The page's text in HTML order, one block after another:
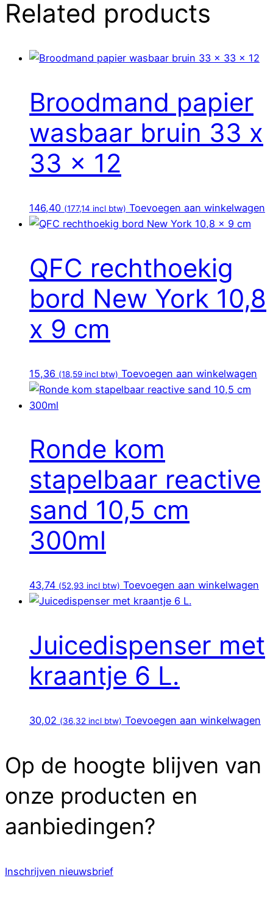
Related products
Broodmand papier
wasbaar bruin 33 x
33 x 12
146,40 (177,14 incl btw) Toevoegen aan winkelwagen
QFC rechthoekig
bord New York 10,8
x 9 cm
15,36 (18,59 incl btw) Toevoegen aan winkelwagen
Ronde kom
stapelbaar reactive
sand 10,5 cm
300ml
43,74 (52,93 incl btw) Toevoegen aan winkelwagen
Juicedispenser met
kraantje 6 L.
30,02 (36,32 incl btw) Toevoegen aan winkelwagen
Op de hoogte blijven van
onze producten en
aanbiedingen?
Inschrijven nieuwsbrief